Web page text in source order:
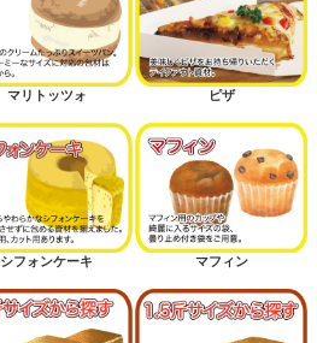
マリトッツォ ピザ
シフォンケーキ マフィン